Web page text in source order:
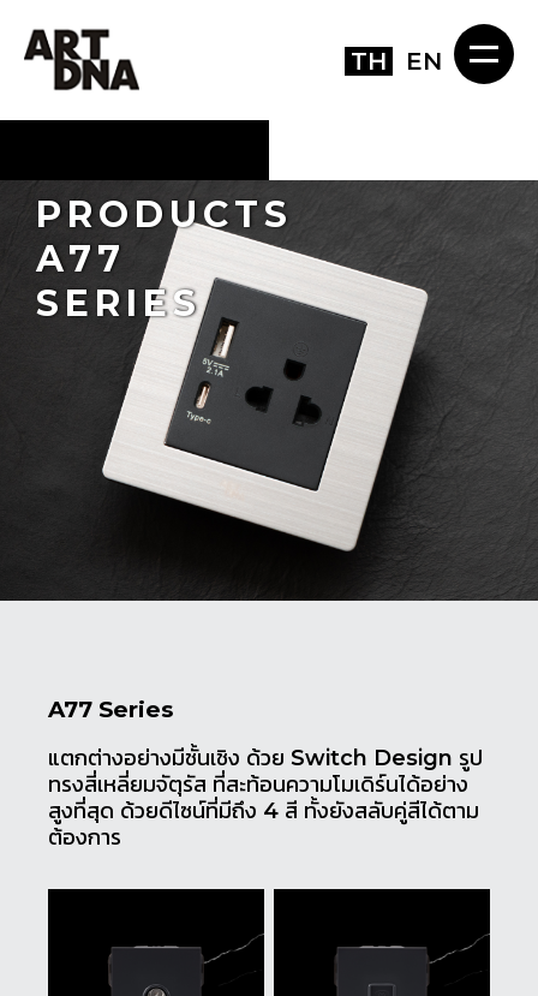
TH EN
PRODUCTS
A77
SERIES
A77 Series
แตกต่างอย่างมีชั้นเชิง ด้วย Switch ​Design รูป
ทรงสี่เหลี่ยมจัตุรัส ที่สะท้อนความโมเดิร์นได้อย่าง
สูงที่สุด ด้วยดีไซน์ที่มีถึง 4 สี ทั้งยังสลับคู่สีได้ตาม
ต้องการ